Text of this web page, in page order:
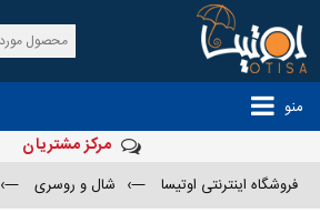
منو
مرکز مشتریان
فروشگاه اینترنتی اوتیسا —› شال و روسری —›